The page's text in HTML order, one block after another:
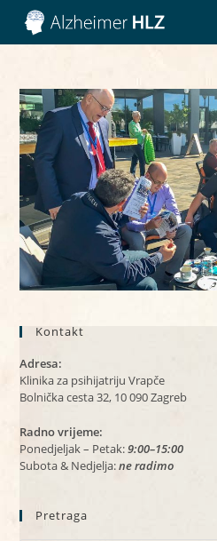
Preskoči
sadržaj
Kontakt
Adresa:
Klinika za psihijatriju Vrapče
Bolnička cesta 32, 10 090 Zagreb
Radno vrijeme:
Ponedjeljak – Petak:9:00–15:00
Subota & Nedjelja:ne radimo
Pretraga